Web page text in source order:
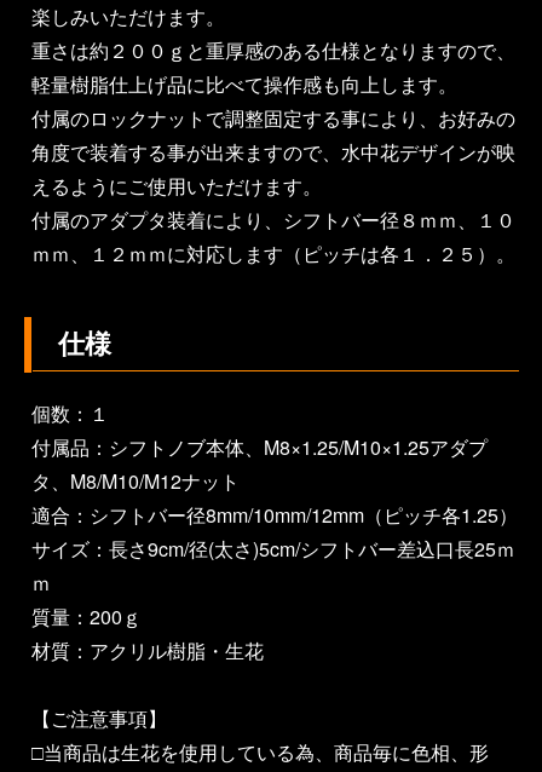
楽しみいただけます。
重さは約２００ｇと重厚感のある仕様となりますので、
軽量樹脂仕上げ品に比べて操作感も向上します。
付属のロックナットで調整固定する事により、お好みの
角度で装着する事が出来ますので、水中花デザインが映
えるようにご使用いただけます。
付属のアダプタ装着により、シフトバー径８ｍｍ、１０
ｍｍ、１２ｍｍに対応します（ピッチは各１．２５）。
仕様
個数：１
付属品：シフトノブ本体、M8×1.25/M10×1.25アダプ
タ、M8/M10/M12ナット
適合：シフトバー径8mm/10mm/12mm（ピッチ各1.25）
サイズ：長さ9cm/径(太さ)5cm/シフトバー差込口長25ｍ
ｍ
質量：200ｇ
材質：アクリル樹脂・生花
【ご注意事項】
□当商品は生花を使用している為、商品毎に色相、形